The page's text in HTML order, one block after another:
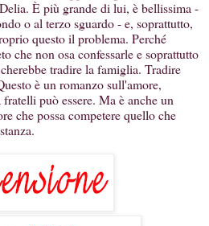
È più grande di lui, è bellissima -
o al terzo sguardo - e, soprattutto,
questo il problema. Perché
che non osa confessarle e soprattutto
tradire la famiglia. Tradire
è un romanzo sull'amore,
può essere. Ma è anche un
che possa competere quello che